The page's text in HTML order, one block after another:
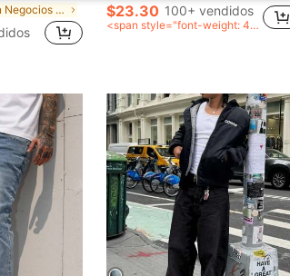
en Negocios - Negocios formales Vaqueros de hombre $23.30 100+ vendidos
<span style="font-weight: 40